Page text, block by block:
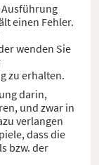
einen Fehler.
wenden Sie
zu erhalten.
darin,
und zwar in
verlangen
dass die
bzw. der